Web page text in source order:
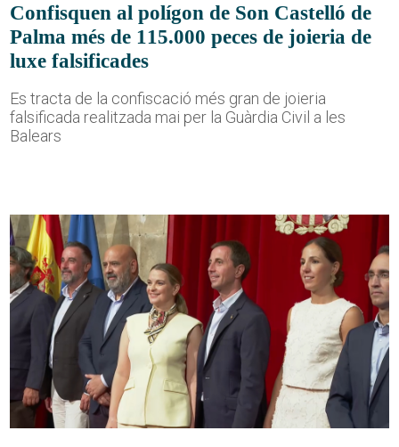
Confisquen al polígon de Son Castelló de
Palma més de 115.000 peces de joieria de
luxe falsificades
Es tracta de la confiscació més gran de joieria
falsificada realitzada mai per la Guàrdia Civil a les
Balears